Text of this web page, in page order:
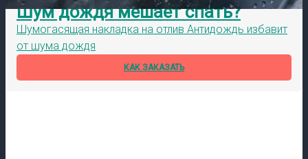
Шум дождя мешает спать?
Шумогасящая накладка на отлив Антидождь избавит
от шума дождя
КАК ЗАКАЗАТЬ